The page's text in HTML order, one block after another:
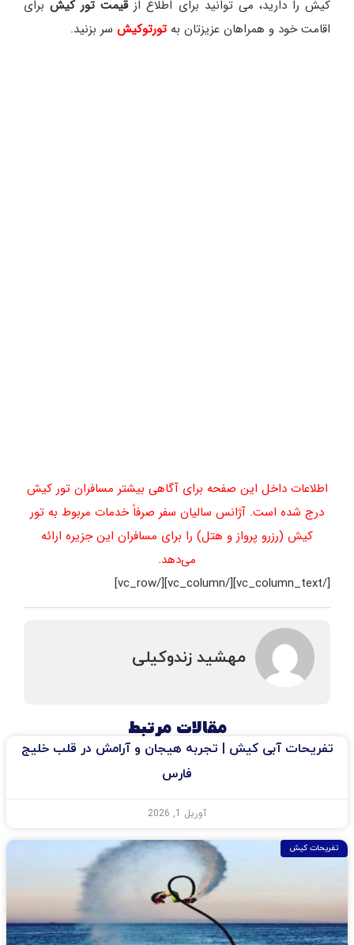
کیش را دارید، می توانید برای اطلاع ازقیمت تور کیش برای
اقامت خود و همراهان عزیزتان به تورتوکیشسر بزنید.
اطلاعات داخل این صفحه برای آگاهی بیشتر مسافران تور کیش
درج شده است. آژانس سالیان سفر صرفاً خدمات مربوط به تور
کیش (رزرو پرواز و هتل) را برای مسافران این جزیره ارائه
می‌دهد.
[/vc_column_text][/vc_column][/vc_row]
مهشید زندوکیلی
مقالات مرتبط
تفریحات آبی کیش | تجربه هیجان و آرامش در قلب خلیج
فارس
آوریل 1, 2026
تفریحات کیش